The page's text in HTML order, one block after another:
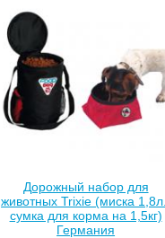
Дорожный набор для
животных Trixie (миска 1,8л.,
сумка для корма на 1,5кг)
Германия